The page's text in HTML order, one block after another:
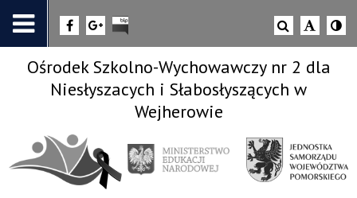
Ośrodek Szkolno-Wychowawczy nr 2 dla
Niesłyszacych i Słabosłyszących w
Wejherowie